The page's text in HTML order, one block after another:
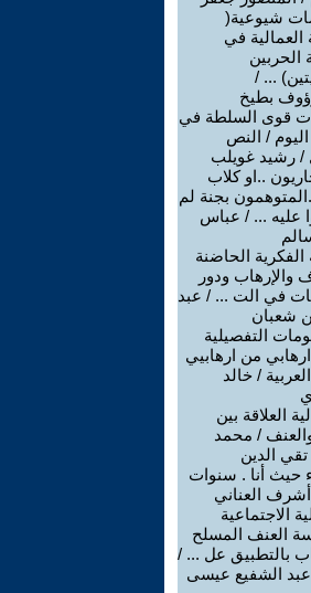
شيوعية(
العمالية في
الحربين
... /
بطيخ
قوى السلطة في
/ النص
/ رشيد غويلب
..او كلاب
بجنة لم
عليه ... / عباس
الفكرية الحاضنة
والإرهاب ودور
في الت ... / عبد
شعبان
التفصيلية
ل850 ارهابي من ارهابيي
/ خالد
العلاقة بين
/ محمد
الدين
حيث أنا . سنوات
أشرف العناني
الاجتماعية
العنف المسلح
بالتطبيق عل ... /
الشفيع عيسى